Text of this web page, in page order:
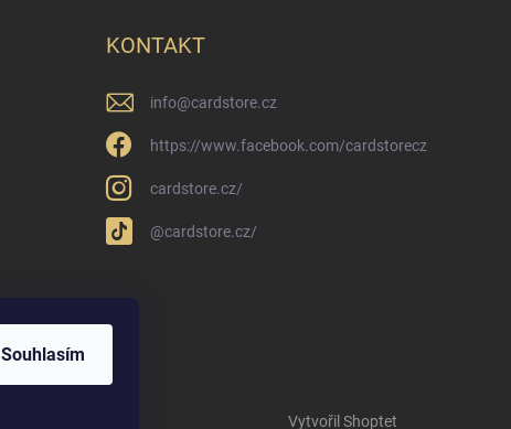
Souhlasím
KONTAKT
info@cardstore.cz
https://www.facebook.com/cardstorecz
cardstore.cz/
@cardstore.cz/
Vytvořil Shoptet